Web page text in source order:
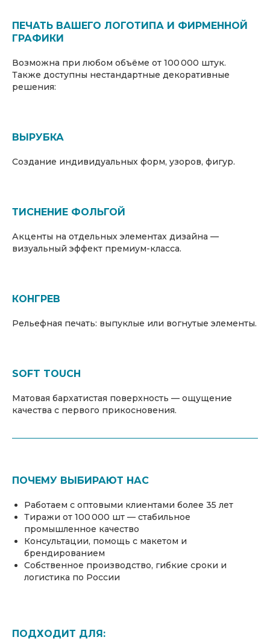
ПЕЧАТЬ ВАШЕГО ЛОГОТИПА И ФИРМЕННОЙ
ГРАФИКИ
Возможна при любом объёме от 100 000 штук.
Также доступны нестандартные декоративные
решения:
ВЫРУБКА
Создание индивидуальных форм, узоров, фигур.
ТИСНЕНИЕ ФОЛЬГОЙ
Акценты на отдельных элементах дизайна —
визуальный эффект премиум-класса.
КОНГРЕВ
Рельефная печать: выпуклые или вогнутые элементы.
SOFT TOUCH
Матовая бархатистая поверхность — ощущение
качества с первого прикосновения.
ПОЧЕМУ ВЫБИРАЮТ НАС
Работаем с оптовыми клиентами более 35 лет
Тиражи от 100 000 шт — стабильное
промышленное качество
Консультации, помощь с макетом и
брендированием
Собственное производство, гибкие сроки и
логистика по России
ПОДХОДИТ ДЛЯ: